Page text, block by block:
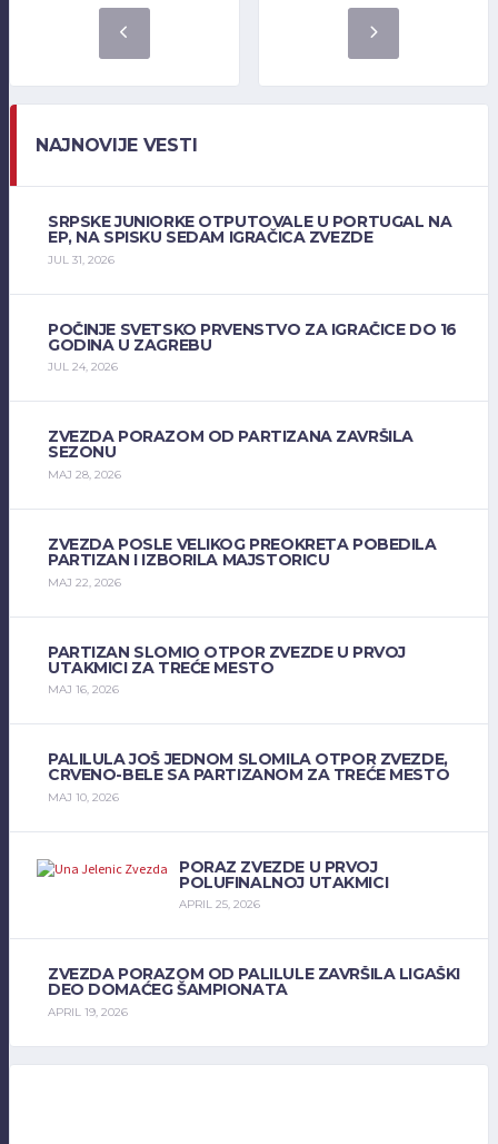
NAJNOVIJE VESTI
SRPSKE JUNIORKE OTPUTOVALE U PORTUGAL NA
EP, NA SPISKU SEDAM IGRAČICA ZVEZDE
JUL 31, 2026
POČINJE SVETSKO PRVENSTVO ZA IGRAČICE DO 16
GODINA U ZAGREBU
JUL 24, 2026
ZVEZDA PORAZOM OD PARTIZANA ZAVRŠILA
SEZONU
MAJ 28, 2026
ZVEZDA POSLE VELIKOG PREOKRETA POBEDILA
PARTIZAN I IZBORILA MAJSTORICU
MAJ 22, 2026
PARTIZAN SLOMIO OTPOR ZVEZDE U PRVOJ
UTAKMICI ZA TREĆE MESTO
MAJ 16, 2026
PALILULA JOŠ JEDNOM SLOMILA OTPOR ZVEZDE,
CRVENO-BELE SA PARTIZANOM ZA TREĆE MESTO
MAJ 10, 2026
PORAZ ZVEZDE U PRVOJ
POLUFINALNOJ UTAKMICI
APRIL 25, 2026
ZVEZDA PORAZOM OD PALILULE ZAVRŠILA LIGAŠKI
DEO DOMAĆEG ŠAMPIONATA
APRIL 19, 2026